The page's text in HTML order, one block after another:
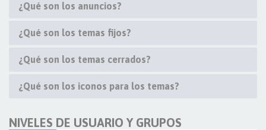
¿Qué son los anuncios?
¿Qué son los temas fijos?
¿Qué son los temas cerrados?
¿Qué son los iconos para los temas?
NIVELES DE USUARIO Y GRUPOS